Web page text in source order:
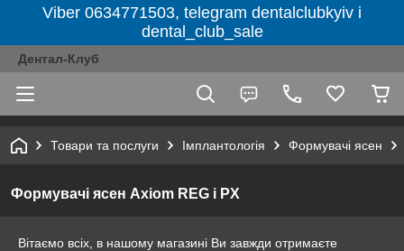
Viber 0634771503, telegram dentalclubkyiv і
dental_club_sale
Дентал-Клуб
Товари та послуги Імплантологія Формувачі ясен
Формувачі ясен Axiom REG і PX
Вітаємо всіх, в нашому магазині Ви завжди отримаєте